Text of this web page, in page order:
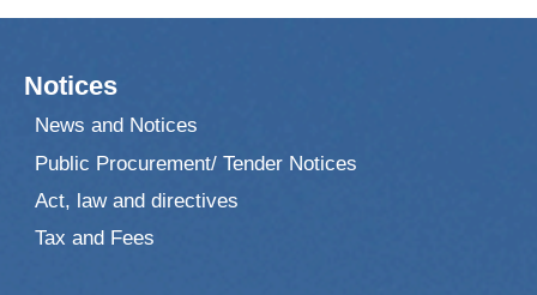
Notices
News and Notices
Public Procurement/ Tender Notices
Act, law and directives
Tax and Fees